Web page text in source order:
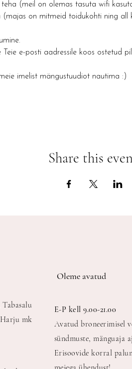
(meil on olemas tasuta wifi
on mitmeid toidukohti ning all
e-posti aadressile koos ostetud
imelist mängustuudiot nautima :)
Share this
Oleme avatud
mk
E-P kell 9.00-21.00
Avatud broneerimisel
sündmuste, mänguaja
Erisoovide korral